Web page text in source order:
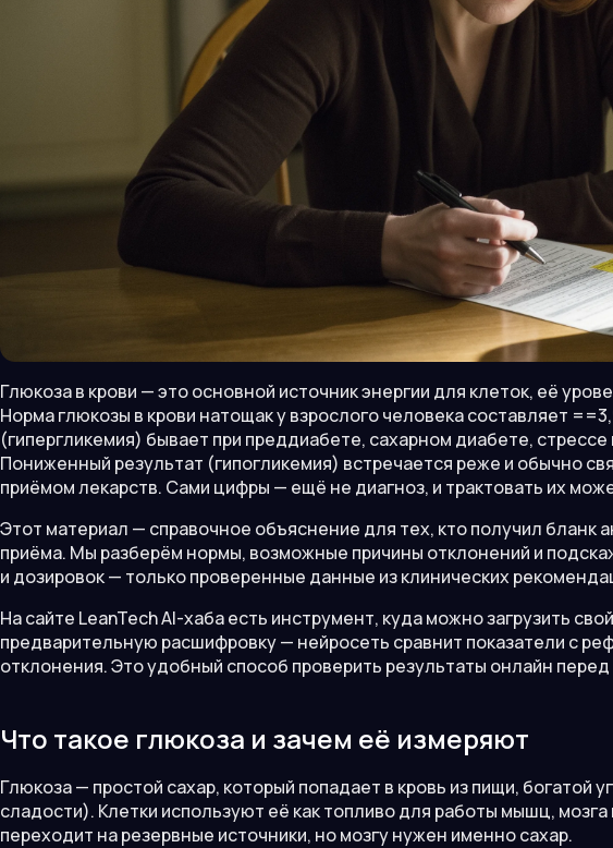
Глюкоза в крови — это основной источник энергии для клеток, её
Норма глюкозы в крови натощак у взрослого человека составляет
(гипергликемия) бывает при преддиабете, сахарном диабете,
Пониженный результат (гипогликемия) встречается реже и обычно
приёмом лекарств. Сами цифры — ещё не диагноз, и трактовать их
Этот материал — справочное объяснение для тех, кто получил бланк
приёма. Мы разберём нормы, возможные причины отклонений и
и дозировок — только проверенные данные из клинических
На сайте LeanTech AI-хаба есть инструмент, куда можно загрузить
предварительную расшифровку — нейросеть сравнит показатели с
отклонения. Это удобный способ проверить результаты онлайн перед
Что такое глюкоза и зачем её измеряют
Глюкоза — простой сахар, который попадает в кровь из пищи, богатой
сладости). Клетки используют её как топливо для работы мышц, мозга
переходит на резервные источники, но мозгу нужен именно сахар.